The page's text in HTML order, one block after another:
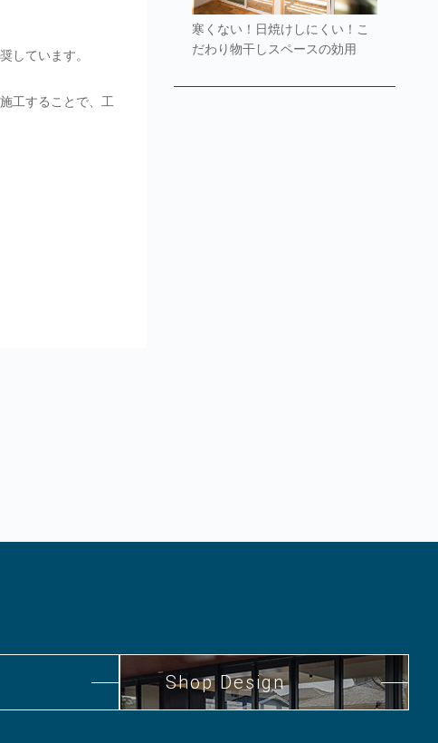
しています。
工することで、工
寒くない！日焼けしにくい！こ
だわり物干しスペースの効用
Shop Design